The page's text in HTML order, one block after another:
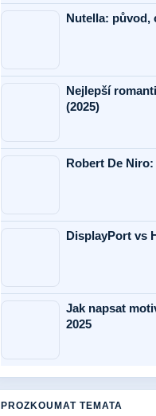
Nutella: původ,
Nejlepší
(2025)
Robert De
DisplayPort vs
Jak napsat
2025
PROZKOUMAT TEMATA